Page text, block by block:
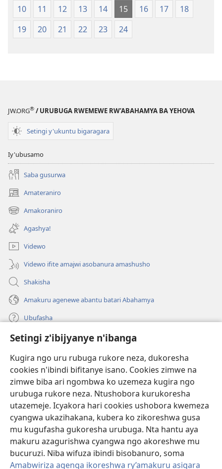
Setingi z'ibijyanye n'ibanga
Kugira ngo uru rubuga rukore neza, dukoresha
cookies n'ibindi bifitanye isano. Cookies zimwe na
zimwe biba ari ngombwa ko uzemeza kugira ngo
urubuga rukore neza. Ntushobora kurukoresha
utazemeje. Icyakora hari cookies ushobora kwemeza
cyangwa ukazihakana, kubera ko zikoreshwa gusa
mu kugufasha gukoresha urubuga. Nta hantu aya
makuru azagurishwa cyangwa ngo akoreshwe mu
bucuruzi. Niba wifuza ibindi bisobanuro, soma
Amabwiriza agenga ikoreshwa ry’amakuru asigara
10
11 12 13 14 15 16 17
18
19
20 21 22 23 24
JW.ORG® / URUBUGA RWEMEWE RW’ABAHAMYA BA YEHOVA
Setingi y'ukuntu bigaragara
Iy'ubusamo
Saba gusurwa
Amateraniro
(ifungukire
ahandi)Amakoraniro
(ifungukire
ahandi)Agashya!
Videwo
Videwo ifite amajwi asobanura amashusho
Shakisha
Amakuru agenewe abantu batari Abahamya
Ubufasha
Gutanga impano
(ifungukire
ahandi)
Isomero ryo kuri interineti rya Watchtower
(ifungukire
ahandi)
JW Hub
(ifungukire
ahandi)
Porogaramu yaJW Library
Watchtower Library